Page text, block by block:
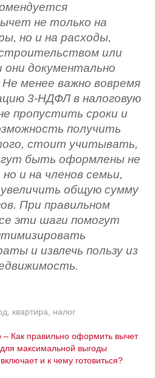
не только на
но и на расходы,
или
документально
менее важно вовремя
3-НДФЛ в налоговую
пропустить сроки и
получить
стоит учитывать,
быть оформлены не
и на членов семьи,
общую сумму
При правильном
эти шаги помогут
и извлечь пользу из
квартира налог
– Как правильно оформить вычет
максимальной выгоды
и к чему готовиться?